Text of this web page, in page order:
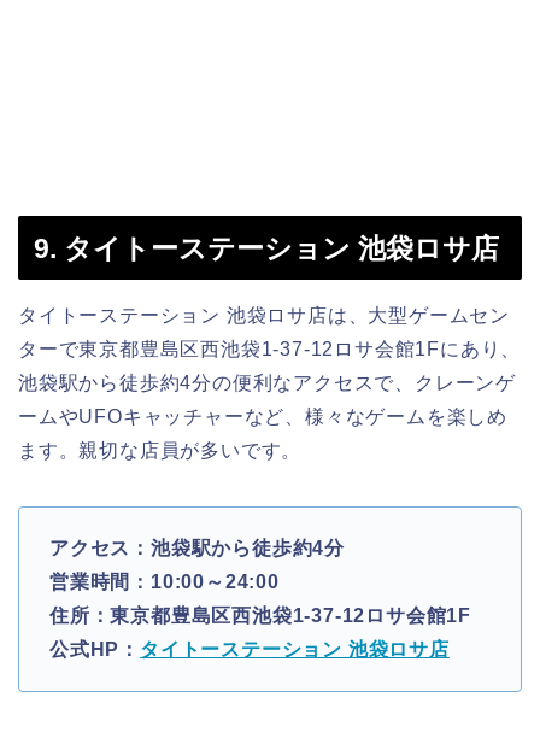
9. タイトーステーション 池袋ロサ店
タイトーステーション 池袋ロサ店は、大型ゲームセン
ターで東京都豊島区西池袋1-37-12ロサ会館1Fにあり、
池袋駅から徒歩約4分の便利なアクセスで、クレーンゲ
ームやUFOキャッチャーなど、様々なゲームを楽しめ
ます。親切な店員が多いです。
アクセス：池袋駅から徒歩約4分
営業時間：10:00～24:00
住所：東京都豊島区西池袋1-37-12ロサ会館1F
公式HP： タイトーステーション 池袋ロサ店